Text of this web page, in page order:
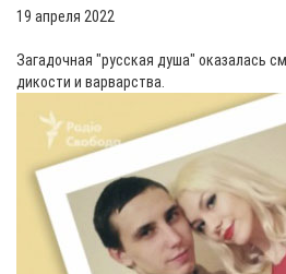
19 апреля 2022
Загадочная "русская душа" оказалась
дикости и варварства.